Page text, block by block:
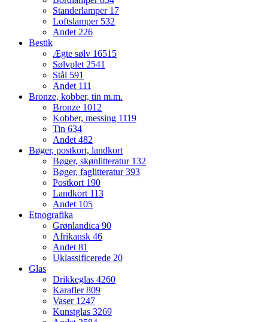
Standerlamper 17
Loftslamper 532
Andet226
Bestik
Ægte sølv 16515
Sølvplet2541
Stål 591
Andet 111
Bronze, kobber, tin m.m.
Bronze 1012
Kobber, messing 1119
Tin 634
Andet482
Bøger, postkort, landkort
Bøger, skønlitteratur 132
Bøger, faglitteratur393
Postkort 190
Landkort 113
Andet 105
Etnografika
Grønlandica 90
Afrikansk 46
Andet81
Uklassificerede 20
Glas
Drikkeglas 4260
Karafler809
Vaser 1247
Kunstglas 3269